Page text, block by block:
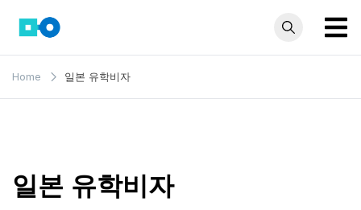
content
모인 해
외송금
Home 일본 유학비자
일본 유학비자